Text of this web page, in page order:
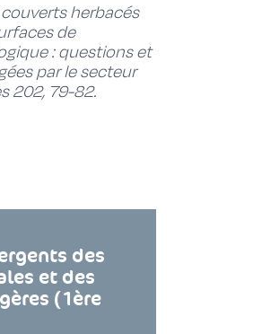
couverts herbacés
de
: questions et
par le secteur
202, 79-82.
des
et des
(1ère